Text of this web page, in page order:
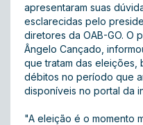
apresentaram suas
esclarecidas pelo
diretores da OAB-GO. O
Ângelo Cançado,
que tratam das eleições,
débitos no período que
disponíveis no portal da
"A eleição é o momento